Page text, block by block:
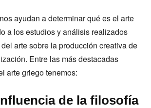
ayudan a determinar qué es el arte
a los estudios y análisis realizados
arte sobre la producción creativa de
Entre las más destacadas
arte griego tenemos:
de la filosofía